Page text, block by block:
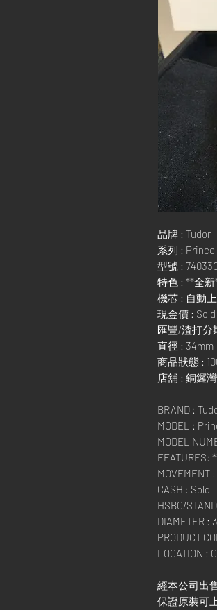
品牌 : Tudor
系列 : Prince
型號 :
特色 : **全
機芯 : 自動
現金價 : Sold
匯豐/渣打分
直徑 : 34mm
商品狀態 :
店舖 : 銅鑼
BRAND :
MODEL :
MODEL
FEATURES:
MOVEMENT
CASH : Sold
HSBC/
DIAMETER :
PRODUCT
LOCATION :
經本公司出
保證原裝可